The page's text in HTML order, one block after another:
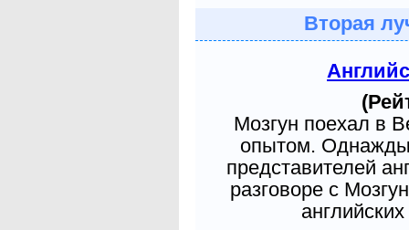
Вторая
Мозгун поехал в
опытом. Однажды
представителей
разговоре с